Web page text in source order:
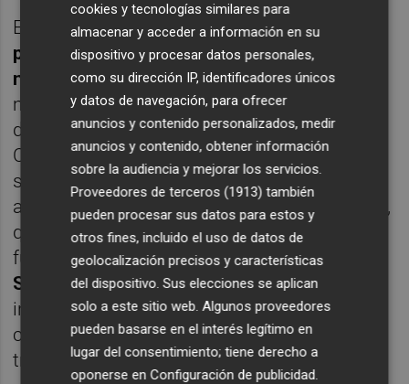
El levantamiento de las medidasno tiene
por qué ser igual en todo el territorio
nacional. Esto permitiría a los Estados
miembros tener mejor en cuenta las
diferencias regionales de la propagación de
COVID-19 dentro de sus territorios. Además,
se necesita un enfoque gradual para la
apertura de las fronteras internas y externas,
que eventualmente restablezca el
funcionamiento normal delárea de
Schengen. Ello implica controles fronterizos
internos que deben levantarse de manera
coordinada para volver a la normalidad del
tránsito de pasajeros.
cookies y tecnologías similares para
almacenar y acceder a información en su
dispositivo y procesar datos personales,
como su dirección IP, identificadores únicos
y datos de navegación, para ofrecer
anuncios y contenido personalizados, medir
anuncios y contenido, obtener información
sobre la audiencia y mejorar los servicios.
Proveedores de terceros (1913) también
pueden procesar sus datos para estos y
otros fines, incluido el uso de datos de
geolocalización precisos y características
del dispositivo. Sus elecciones se aplican
solo a este sitio web. Algunos proveedores
pueden basarse en el interés legítimo en
lugar del consentimiento; tiene derecho a
oponerse enConfiguración de publicidad.